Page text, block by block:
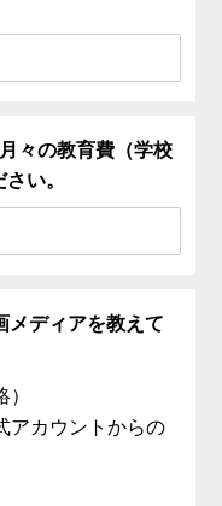
々の教育費（学校
い。
メディアを教えて
アカウントからの